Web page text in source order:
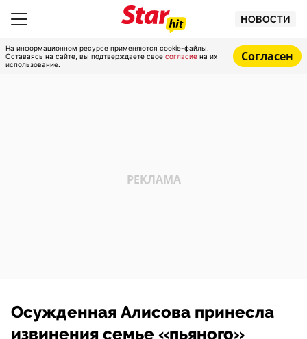
НОВОСТИ
На информационном ресурсе применяются cookie-файлы.
Оставаясь на сайте, вы подтверждаете свое согласие на их
использование.
Согласен
Осужденная Алисова принесла
извинения семье «пьяного»